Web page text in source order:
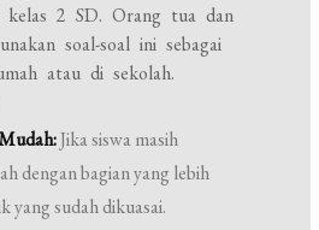
kelas 2 SD. Orang tua dan
soal-soal ini sebagai
atau di sekolah.
Jika siswa masih
dengan bagian yang lebih
yang sudah dikuasai.